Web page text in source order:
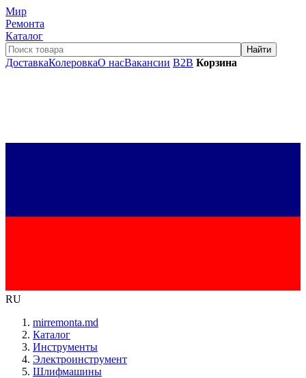
Мир
Ремонта
Каталог
ДоставкаКолеровкаО насВакансии B2B Корзина
RU
mirremonta.md
Каталог
Инструменты
Электроинструмент
Шлифмашины